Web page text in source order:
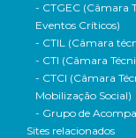
- CTGEC (Câmara
Eventos Críticos)
- CTIL (Câmara
- CTI (Câmara
- CTCI (Câmara
Mobilização Social)
- Grupo de
Sites relacionados